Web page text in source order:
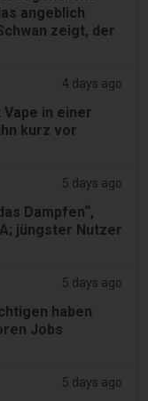
angeblich
zeigt, der
4 days ago
Vape in einer
kurz vor
5 days ago
Dampfen“,
jüngster Nutzer
5 days ago
haben
Jobs
5 days ago